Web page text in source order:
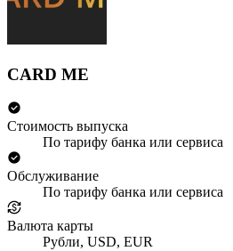
CARD ME
Стоимость выпуска
По тарифу банка или сервиса
Обслуживание
По тарифу банка или сервиса
Валюта карты
Рубли, USD, EUR